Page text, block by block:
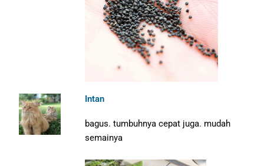
Intan
bagus. tumbuhnya cepat juga. mudah
semainya